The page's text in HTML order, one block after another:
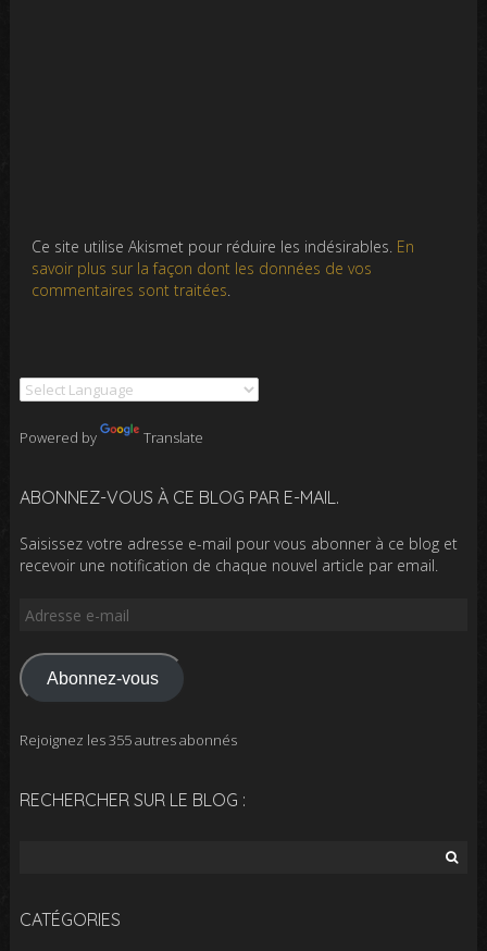
Ce site utilise Akismet pour réduire les indésirables. En
savoir plus sur la façon dont les données de vos
commentaires sont traitées.
Powered by Translate
ABONNEZ-VOUS À CE BLOG PAR E-MAIL.
Saisissez votre adresse e-mail pour vous abonner à ce blog et
recevoir une notification de chaque nouvel article par email.
Adresse
mail
Abonnez-vous
Rejoignez les 355 autres abonnés
RECHERCHER SUR LE BLOG :
CATÉGORIES